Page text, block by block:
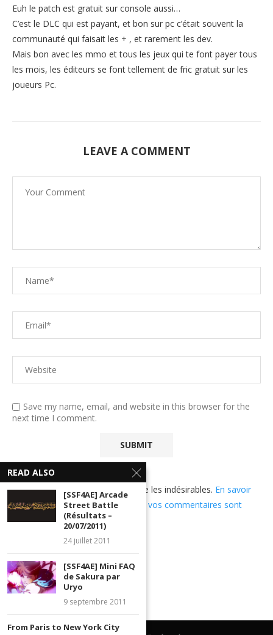
Euh le patch est gratuit sur console aussi…
C’est le DLC qui est payant, et bon sur pc c’était souvent la
communauté qui faisait les + , et rarement les dev.
Mais bon avec les mmo et tous les jeux qui te font payer tous
les mois, les éditeurs se font tellement de fric gratuit sur les
joueurs Pc.
LEAVE A COMMENT
Save my name, email, and website in this browser for the
next time I comment.
Ce site utilise Akismet pour réduire les indésirables. En savoir
plus sur comment les données de vos commentaires sont
utilisées.
READ ALSO
[SSF4AE] Arcade
Street Battle
(Résultats –
20/07/2011)
24 juillet 2011
[SSF4AE] Mini FAQ
de Sakura par
Uryo
9 septembre 2011
From Paris to New York City